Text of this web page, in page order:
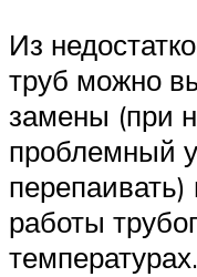
Из
труб можно
замены (при
проблемный
работы
температурах.